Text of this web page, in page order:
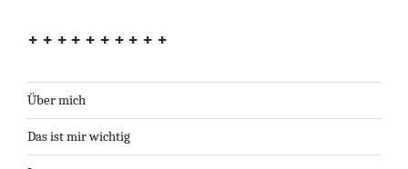
++++++++++
Über mich
Das ist mir wichtig